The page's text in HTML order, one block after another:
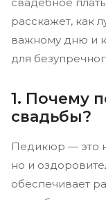
расскажет, как
важному дню и
для
1. Почему
свадьбы?
Педикюр — это
но и
обеспечивает